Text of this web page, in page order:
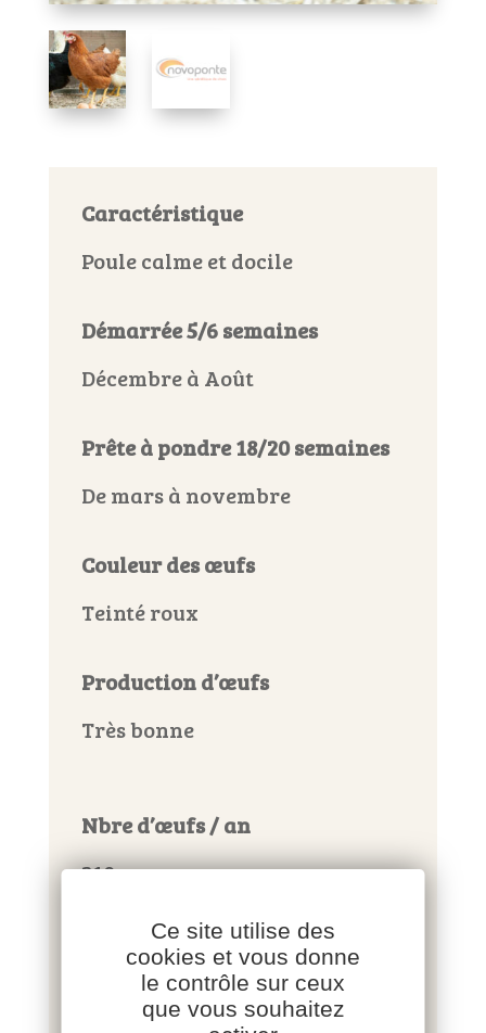
Caractéristique
Poule calme et docile
Démarrée 5/6 semaines
Décembre à Août
Prête à pondre 18/20 semaines
De mars à novembre
Couleur des œufs
Teinté roux
Production d’œufs
Très bonne
Nbre d’œufs / an
310
Poids des œufs
Ce site utilise des
cookies et vous donne
le contrôle sur ceux
que vous souhaitez